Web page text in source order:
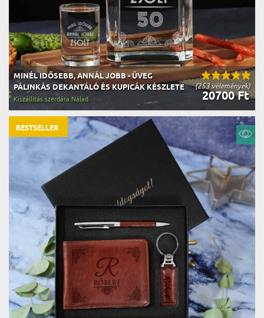
(253 vélemények)
MINÉL IDŐSEBB, ANNÁL JOBB - ÜVEG
PÁLINKÁS DEKANTÁLÓ ÉS KUPICÁK KÉSZLETE
20700 Ft
Kiszállítás szerdára Nálad
BESTSELLER